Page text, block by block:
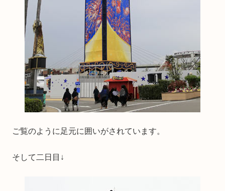
ご覧のように足元に囲いがされています。
そして二日目↓